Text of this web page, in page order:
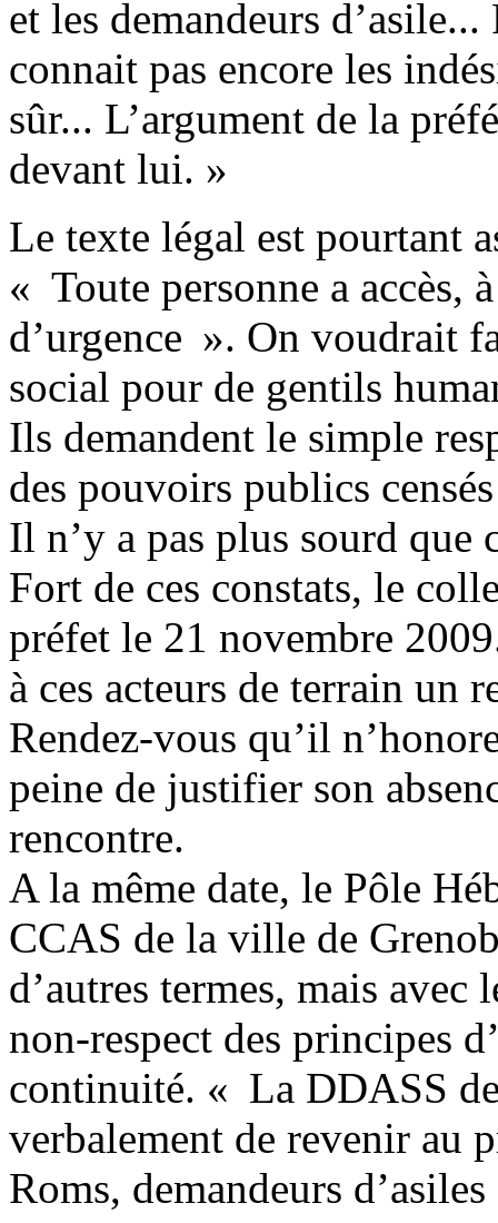
et les demandeurs
connait pas encore les
sûr... L’argument de la
devant lui. »
Le texte légal est pourtant
« Toute personne a accès,
d’urgence ». On voudrait
social pour de gentils
Ils demandent le simple
des pouvoirs publics
Il n’y a pas plus sourd que
Fort de ces constats, le
préfet le 21 novembre
à ces acteurs de terrain un
Rendez-vous qu’il
peine de justifier son
rencontre.
A la même date, le Pôle
CCAS de la ville de
d’autres termes, mais
non-respect des principes
continuité. « La DDASS
verbalement de revenir au
Roms, demandeurs